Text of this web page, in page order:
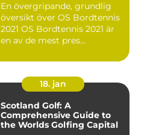
En övergripande, grundlig
översikt över OS Bordtennis
2021 OS Bordtennis 2021 är
en av de mest pres...
18. jan
Scotland Golf: A
Comprehensive Guide to
the Worlds Golfing Capital